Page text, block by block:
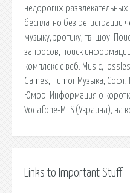
недорогих развлекательных
бесплатно без регистрации
музыку, эротику, тв-шоу.
запросов, поиск
комплекс с веб. Music,
Games, Humor Музыка,
Юмор. Информация о
Vodafone-MTS (Украина), на
Links to Important Stuff